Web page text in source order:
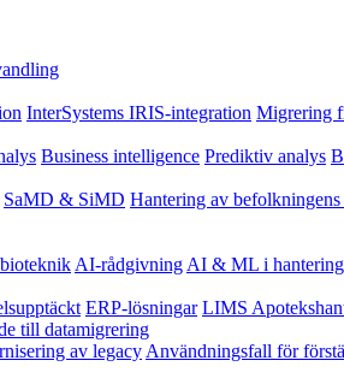
InterSystems IRIS-integration Migrering
Business intelligence Prediktiv analys
SaMD & SiMD Hantering av befolkningens
AI-rådgivning AI & ML i
ERP-lösningar LIMS
till datamigrering
av legacy Användningsfall för